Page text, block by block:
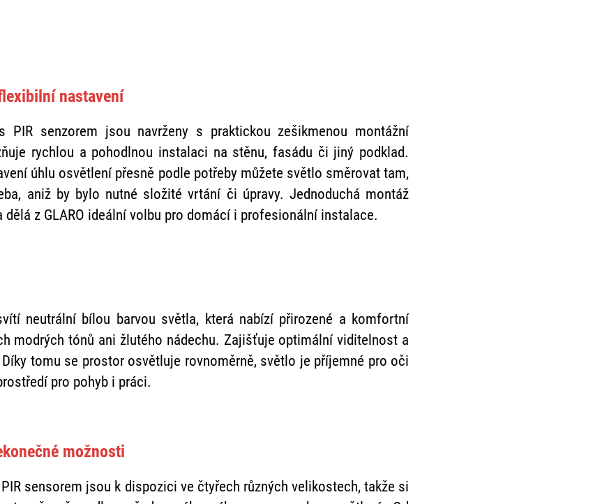
nastavení
PIR senzorem jsou navrženy s praktickou zešikmenou montážní
rychlou a pohodlnou instalaci na stěnu, fasádu či jiný podklad.
úhlu osvětlení přesně podle potřeby můžete světlo směrovat tam,
aniž by bylo nutné složité vrtání či úpravy. Jednoduchá montáž
dělá z GLARO ideální volbu pro domácí i profesionální instalace.
neutrální bílou barvou světla, která nabízí přirozené a komfortní
modrých tónů ani žlutého nádechu. Zajišťuje optimální viditelnost a
tomu se prostor osvětluje rovnoměrně, světlo je příjemné pro oči
pro pohyb i práci.
možnosti
PIR sensorem jsou k dispozici ve čtyřech různých velikostech, takže si